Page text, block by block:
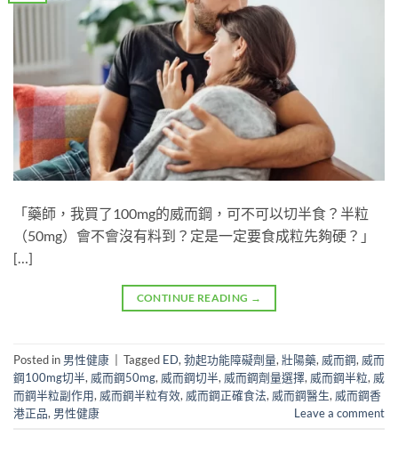
「藥師，我買了100mg的威而鋼，可不可以切半食？半粒
（50mg）會不會沒有料到？定是一定要食成粒先夠硬？」
[…]
CONTINUE READING →
Posted in 男性健康 Tagged ED, 勃起功能障礙劑量, 壯陽藥, 威而鋼, 威而
鋼100mg切半, 威而鋼50mg, 威而鋼切半, 威而鋼劑量選擇, 威而鋼半粒, 威
而鋼半粒副作用, 威而鋼半粒有效, 威而鋼正確食法, 威而鋼醫生, 威而鋼香
港正品, 男性健康 Leave a comment